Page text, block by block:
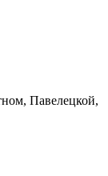
Павелецкой,